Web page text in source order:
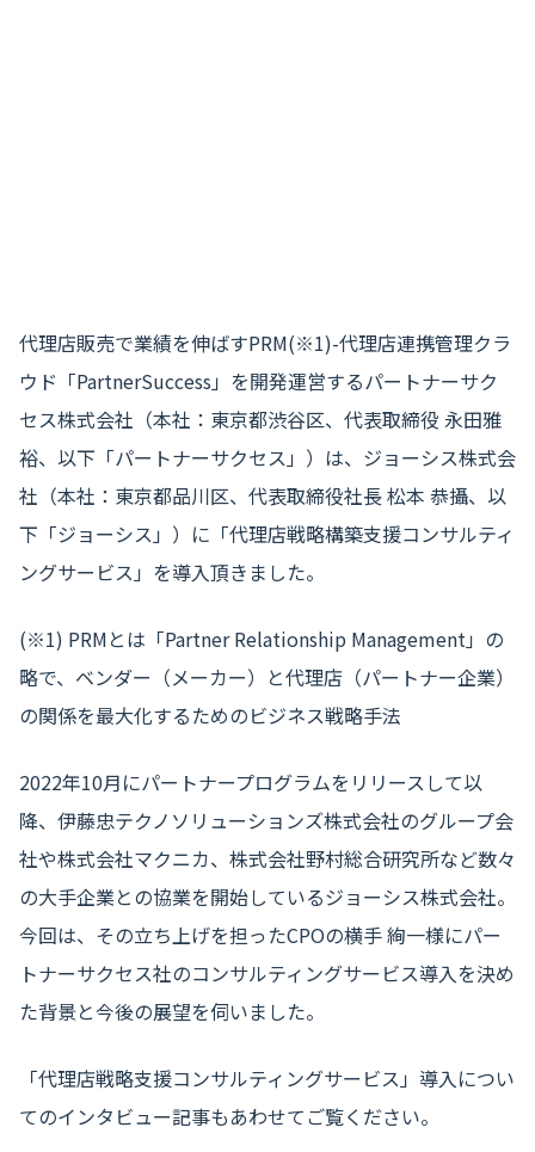
代理店販売で業績を伸ばすPRM(※1)-代理店連携管理クラ
ウド「PartnerSuccess」を開発運営するパートナーサク
セス株式会社（本社：東京都渋谷区、代表取締役 永田雅
裕、以下「パートナーサクセス」）は、ジョーシス株式会
社（本社：東京都品川区、代表取締役社長 松本 恭攝、以
下「ジョーシス」）に「代理店戦略構築支援コンサルティ
ングサービス」を導入頂きました。
(※1) PRMとは「Partner Relationship Management」の
略で、ベンダー（メーカー）と代理店（パートナー企業）
の関係を最大化するためのビジネス戦略手法
2022年10月にパートナープログラムをリリースして以
降、伊藤忠テクノソリューションズ株式会社のグループ会
社や株式会社マクニカ、株式会社野村総合研究所など数々
の大手企業との協業を開始しているジョーシス株式会社。
今回は、その立ち上げを担ったCPOの横手 絢一様にパー
トナーサクセス社のコンサルティングサービス導入を決め
た背景と今後の展望を伺いました。
「代理店戦略支援コンサルティングサービス」導入につい
てのインタビュー記事もあわせてご覧ください。